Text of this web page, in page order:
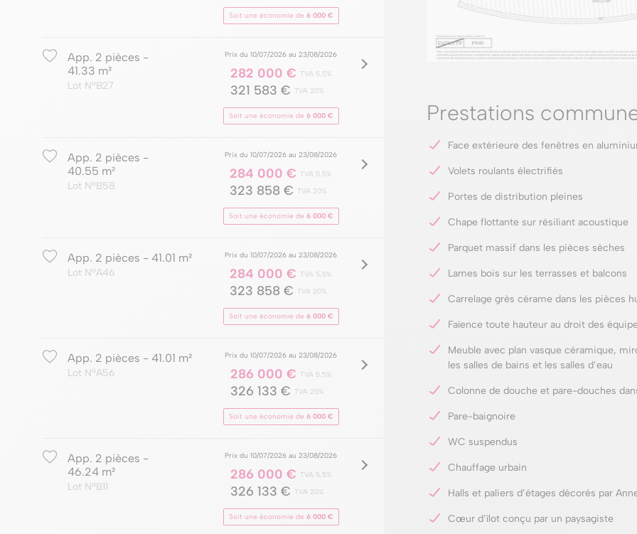
Soit une économie de 6 000 €
App. 2 pièces -
41.33 m²
Lot NºB27
Prix du 10/07/2026 au 23/08/2026
282 000 € TVA 5,5%
321 583 € TVA 20%
Soit une économie de 6 000 €
App. 2 pièces -
40.55 m²
Lot NºB58
Prix du 10/07/2026 au 23/08/2026
284 000 € TVA 5,5%
323 858 € TVA 20%
Soit une économie de 6 000 €
App. 2 pièces - 41.01 m²
Lot NºA46
Prix du 10/07/2026 au 23/08/2026
284 000 € TVA 5,5%
323 858 € TVA 20%
Soit une économie de 6 000 €
App. 2 pièces - 41.01 m²
Lot NºA56
Prix du 10/07/2026 au 23/08/2026
286 000 € TVA 5,5%
326 133 € TVA 20%
Soit une économie de 6 000 €
App. 2 pièces -
46.24 m²
Lot NºB11
Prix du 10/07/2026 au 23/08/2026
286 000 € TVA 5,5%
326 133 € TVA 20%
Soit une économie de 6 000 €
Prestations
Face extérieure des fenêtres en
Volets roulants électrifiés
Portes de distribution pleines
Chape flottante sur résiliant acoustique
Parquet massif dans les pièces sèches
Lames bois sur les terrasses et balcons
Carrelage grès cérame dans les pièces
Faïence toute hauteur au droit des
Meuble avec plan vasque céramique,
les salles de bains et les salles d’eau
Colonne de douche et pare-douches
Pare-baignoire
WC suspendus
Chauffage urbain
Halls et paliers d’étages décorés par
Cœur d’îlot conçu par un paysagiste